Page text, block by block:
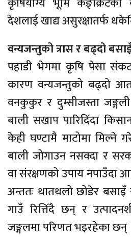
देशलाई खाद्य असुरक्षातर्फ
वन्यजन्तुको त्रास र बढ्दो
पहाडी भेगमा कृषि पेसा
कारण वन्यजन्तुको बढ्दो
वनकुकुर र दुम्सीजस्ता
बाली सखाप पारिदिँदा
केही घण्टामै माटोमा मिल्ने
बाली जोगाउन नसक्दा र
वा संरक्षणको उपाय
अन्ततः थातथलो छोडेर
गाउँ रित्तिँदै छन् र
जङ्गलमा परिणत भइरहेका छन्